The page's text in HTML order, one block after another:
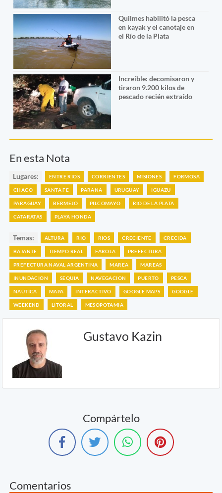
Quilmes habilitó la pesca
en kayak y el canotaje en
el Río de la Plata
Increíble: decomisaron y
tiraron 9.200 kilos de
pescado recién extraído
En esta Nota
Lugares: ENTRE RIOS CORRIENTES MISIONES FORMOSA
CHACO SANTA FE PARANA URUGUAY IGUAZU
PARAGUAY BERMEJO PILCOMAYO RIO DE LA PLATA
CATARATAS PLAYA HONDA
Temas: ALTURA RIO RIOS CRECIENTE CRECIDA
BAJANTE TIEMPO REAL FAROLA PREFECTURA
PREFECTURA NAVAL ARGENTINA MAREA MAREAS
INUNDACION SEQUIA NAVEGACION PUERTO PESCA
NAUTICA MAPA INTERACTIVO GOOGLE MAPS GOOGLE
WEEKEND LITORAL MESOPOTAMIA
Gustavo Kazin
Compártelo
Comentarios